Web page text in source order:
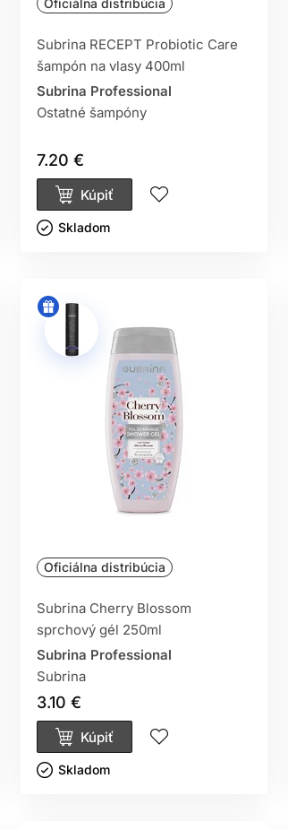
Oficiálna distribúcia
Subrina RECEPT Probiotic Care
šampón na vlasy 400ml
Subrina Professional
Ostatné šampóny
7.20 €
Kúpiť
Skladom ㅤ
Oficiálna distribúcia
Subrina Cherry Blossom
sprchový gél 250ml
Subrina Professional
Subrina
3.10 €
Kúpiť
Skladom ㅤ